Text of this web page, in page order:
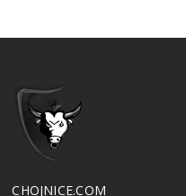
CHOJNICE.COM